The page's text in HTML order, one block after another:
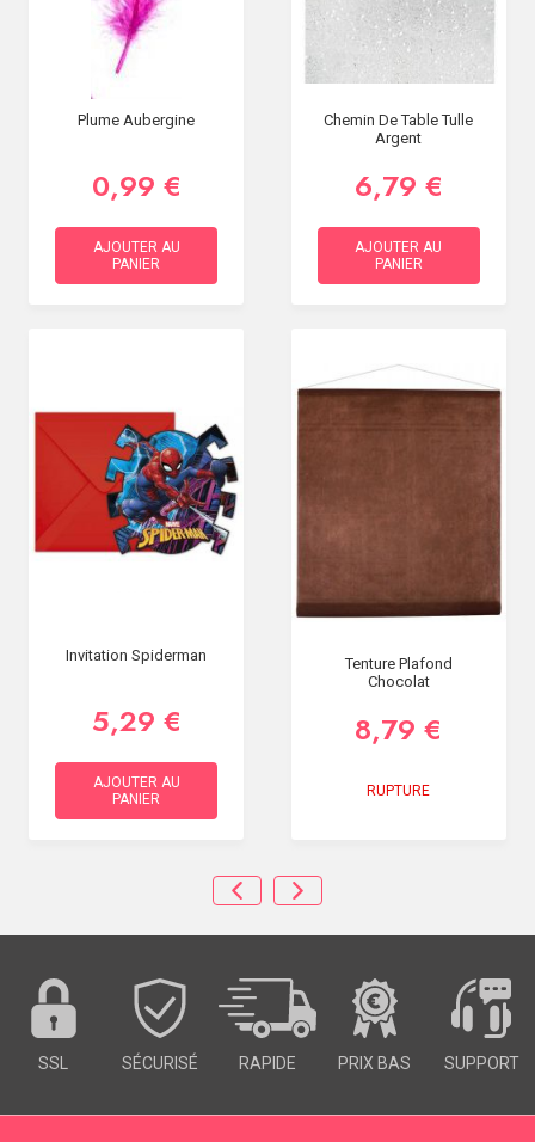
Plume Aubergine
0,99 €
AJOUTER AU
PANIER
Chemin De Table Tulle
Argent
6,79 €
AJOUTER AU
PANIER
Invitation Spiderman
5,29 €
AJOUTER AU
PANIER
Tenture Plafond
Chocolat
8,79 €
RUPTURE
SSL SÉCURISÉ RAPIDE PRIX BAS SUPPORT